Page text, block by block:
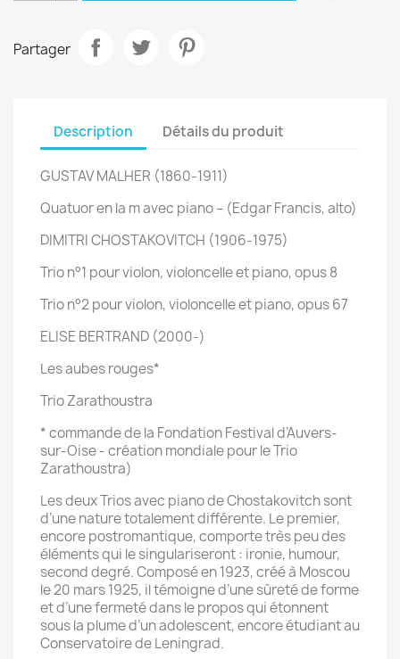
Partager
Description Détails du produit
GUSTAV MALHER (1860-1911)
Quatuor en la m avec piano – (Edgar Francis, alto)
DIMITRI CHOSTAKOVITCH (1906-1975)
Trio n°1 pour violon, violoncelle et piano, opus 8
Trio n°2 pour violon, violoncelle et piano, opus 67
ELISE BERTRAND (2000-)
Les aubes rouges*
Trio Zarathoustra
* commande de la Fondation Festival d’Auvers-
sur-Oise - création mondiale pour le Trio
Zarathoustra)
Les deux Trios avec piano de Chostakovitch sont
d’une nature totalement différente. Le premier,
encore postromantique, comporte très peu des
éléments qui le singulariseront : ironie, humour,
second degré. Composé en 1923, créé à Moscou
le 20 mars 1925, il témoigne d’une sûreté de forme
et d’une fermeté dans le propos qui étonnent
sous la plume d’un adolescent, encore étudiant au
Conservatoire de Leningrad.